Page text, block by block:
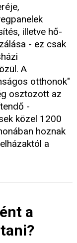
illetve hő-
- ez csak
A
otthonok"
osztozott az
-
közel 1200
hoznak
a
a